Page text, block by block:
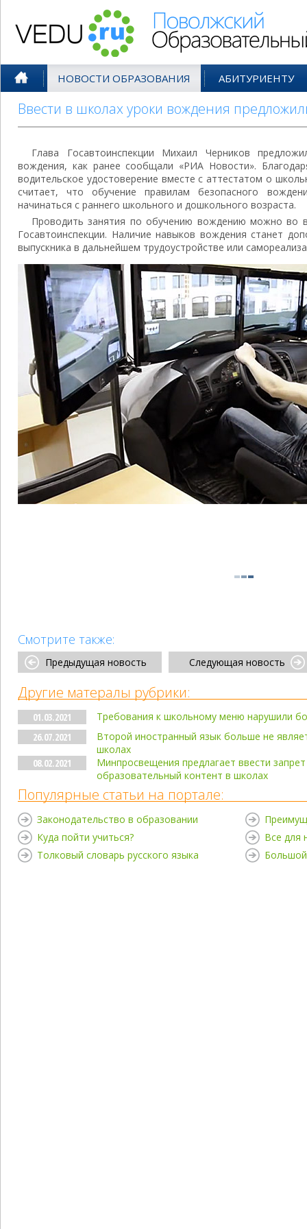
НОВОСТИ ОБРАЗОВАНИЯ АБИТУРИЕНТУ
Ввести в школах уроки вождения
Глава Госавтоинспекции Михаил Черников
вождения, как ранее сообщали «РИА Новости».
водительское удостоверение вместе с аттестатом о
считает, что обучение правилам безопасного
начинаться с раннего школьного и дошкольного возраста.
Проводить занятия по обучению вождению можно во
Госавтоинспекции. Наличие навыков вождения станет
выпускника в дальнейшем трудоустройстве или
Смотрите также:
Предыдущая новость Следующая новость
Другие матералы рубрики:
01.03.2021
Требования к школьному меню нарушили
26.07.2021
Второй иностранный язык больше не
школах
08.02.2021
Минпросвещения предлагает ввести
образовательный контент в школах
Популярные статьи на портале:
Законодательство в образовании
Куда пойти учиться?
Толковый словарь русского языка
Все для
Большой